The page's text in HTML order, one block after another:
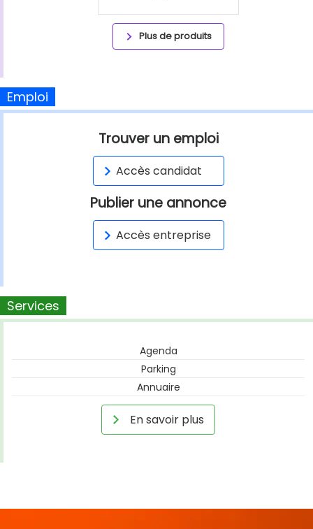
Plus de produits
Emploi
Trouver un emploi
Accès candidat
Publier une annonce
Accès entreprise
Services
Agenda
Parking
Annuaire
En savoir plus